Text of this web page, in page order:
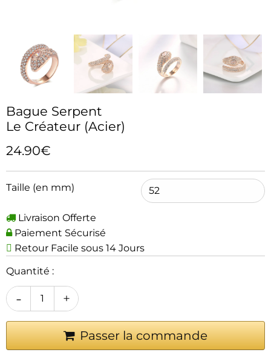
Bague Serpent
Le Créateur (Acier)
24.90€
Taille (en mm)
Livraison Offerte
Paiement Sécurisé
Retour Facile sous 14 Jours
Quantité :
+
-
Passer la commande